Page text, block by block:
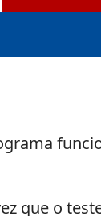
que o